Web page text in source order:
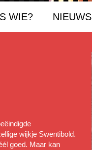
WIE? NIEUWS
wijkje Swentibold.
goed. Maar kan